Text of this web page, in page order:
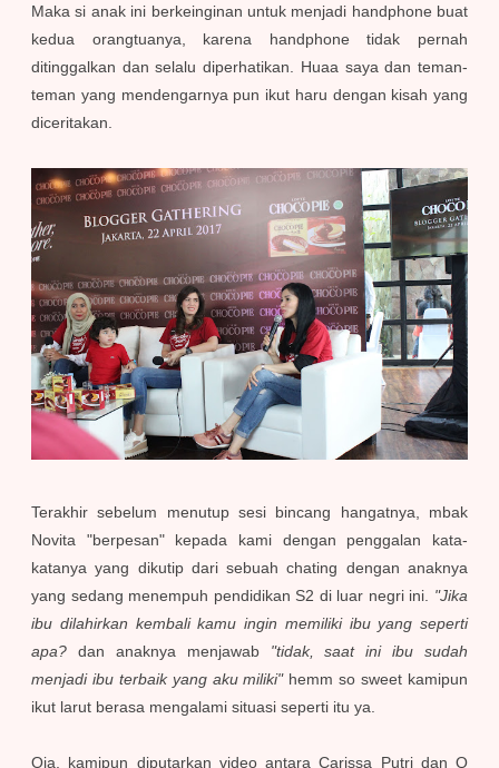
Maka si anak ini berkeinginan untuk menjadi handphone buat
kedua orangtuanya, karena handphone tidak pernah
ditinggalkan dan selalu diperhatikan. Huaa saya dan teman-
teman yang mendengarnya pun ikut haru dengan kisah yang
diceritakan.
Terakhir sebelum menutup sesi bincang hangatnya, mbak
Novita "berpesan" kepada kami dengan penggalan kata-
katanya yang dikutip dari sebuah chating dengan anaknya
yang sedang menempuh pendidikan S2 di luar negri ini. "Jika
ibu dilahirkan kembali kamu ingin memiliki ibu yang seperti
apa? dan anaknya menjawab "tidak, saat ini ibu sudah
menjadi ibu terbaik yang aku miliki"hemm so sweet kamipun
ikut larut berasa mengalami situasi seperti itu ya.
Oia, kamipun diputarkan video antara Carissa Putri dan Q